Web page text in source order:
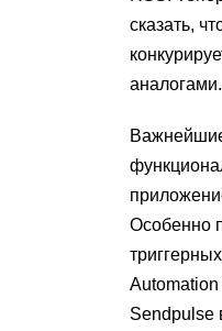
сказать,
аналогами.
Особенно
Sendpulse